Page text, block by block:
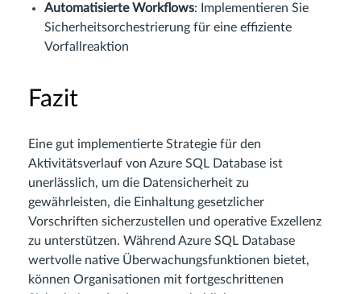
Automatisierte Workflows: Implementieren Sie
Sicherheitsorchestrierung für eine effiziente
Vorfallreaktion
Fazit
Eine gut implementierte Strategie für den
Aktivitätsverlauf von Azure SQL Database ist
unerlässlich, um die Datensicherheit zu
gewährleisten, die Einhaltung gesetzlicher
Vorschriften sicherzustellen und operative Exzellenz
zu unterstützen. Während Azure SQL Database
wertvolle native Überwachungsfunktionen bietet,
können Organisationen mit fortgeschrittenen